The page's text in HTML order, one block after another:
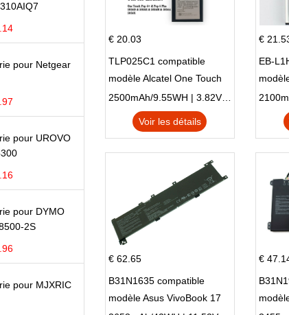
pour Netgear
pour UROVO
pour DYMO
2S
pour MJXRIC
€ 20.03
TLP025C1 compatible
modèle Alcatel One Touch
Pop 4 Plus OT-5056D
2500mAh/9.55WH | 3.82V | Li-ion ...
Voir les détails
€
EB-
€ 62.65
B31N1635 compatible
modèle Asus VivoBook 17
€